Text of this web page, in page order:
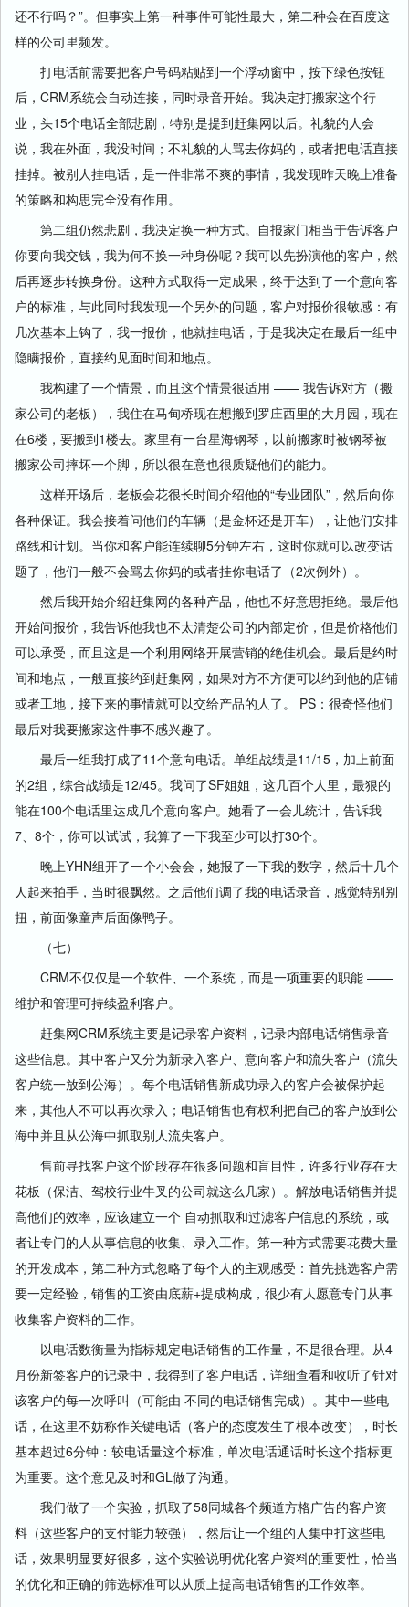
还不行吗？”。但事实上第一种事件可能性最大，第二种会在百度这
样的公司里频发。
打电话前需要把客户号码粘贴到一个浮动窗中，按下绿色按钮
后，CRM系统会自动连接，同时录音开始。我决定打搬家这个行
业，头15个电话全部悲剧，特别是提到赶集网以后。礼貌的人会
说，我在外面，我没时间；不礼貌的人骂去你妈的，或者把电话直接
挂掉。被别人挂电话，是一件非常不爽的事情，我发现昨天晚上准备
的策略和构思完全没有作用。
第二组仍然悲剧，我决定换一种方式。自报家门相当于告诉客户
你要向我交钱，我为何不换一种身份呢？我可以先扮演他的客户，然
后再逐步转换身份。这种方式取得一定成果，终于达到了一个意向客
户的标准，与此同时我发现一个另外的问题，客户对报价很敏感：有
几次基本上钩了，我一报价，他就挂电话，于是我决定在最后一组中
隐瞒报价，直接约见面时间和地点。
我构建了一个情景，而且这个情景很适用 —— 我告诉对方（搬
家公司的老板），我住在马甸桥现在想搬到罗庄西里的大月园，现在
在6楼，要搬到1楼去。家里有一台星海钢琴，以前搬家时被钢琴被
搬家公司摔坏一个脚，所以很在意也很质疑他们的能力。
这样开场后，老板会花很长时间介绍他的“专业团队”，然后向你
各种保证。我会接着问他们的车辆（是金杯还是开车），让他们安排
路线和计划。当你和客户能连续聊5分钟左右，这时你就可以改变话
题了，他们一般不会骂去你妈的或者挂你电话了（2次例外）。
然后我开始介绍赶集网的各种产品，他也不好意思拒绝。最后他
开始问报价，我告诉他我也不太清楚公司的内部定价，但是价格他们
可以承受，而且这是一个利用网络开展营销的绝佳机会。最后是约时
间和地点，一般直接约到赶集网，如果对方不方便可以约到他的店铺
或者工地，接下来的事情就可以交给产品的人了。 PS：很奇怪他们
最后对我要搬家这件事不感兴趣了。
最后一组我打成了11个意向电话。单组战绩是11/15，加上前面
的2组，综合战绩是12/45。我问了SF姐姐，这几百个人里，最狠的
能在100个电话里达成几个意向客户。她看了一会儿统计，告诉我
7、8个，你可以试试，我算了一下我至少可以打30个。
晚上YHN组开了一个小会会，她报了一下我的数字，然后十几个
人起来拍手，当时很飘然。之后他们调了我的电话录音，感觉特别别
扭，前面像童声后面像鸭子。
（七）
CRM不仅仅是一个软件、一个系统，而是一项重要的职能 ——
维护和管理可持续盈利客户。
赶集网CRM系统主要是记录客户资料，记录内部电话销售录音
这些信息。其中客户又分为新录入客户、意向客户和流失客户（流失
客户统一放到公海）。每个电话销售新成功录入的客户会被保护起
来，其他人不可以再次录入；电话销售也有权利把自己的客户放到公
海中并且从公海中抓取别人流失客户。
售前寻找客户这个阶段存在很多问题和盲目性，许多行业存在天
花板（保洁、驾校行业牛叉的公司就这么几家）。解放电话销售并提
高他们的效率，应该建立一个 自动抓取和过滤客户信息的系统，或
者让专门的人从事信息的收集、录入工作。第一种方式需要花费大量
的开发成本，第二种方式忽略了每个人的主观感受：首先挑选客户需
要一定经验，销售的工资由底薪+提成构成，很少有人愿意专门从事
收集客户资料的工作。
以电话数衡量为指标规定电话销售的工作量，不是很合理。从4
月份新签客户的记录中，我得到了客户电话，详细查看和收听了针对
该客户的每一次呼叫（可能由 不同的电话销售完成）。其中一些电
话，在这里不妨称作关键电话（客户的态度发生了根本改变），时长
基本超过6分钟：较电话量这个标准，单次电话通话时长这个指标更
为重要。这个意见及时和GL做了沟通。
我们做了一个实验，抓取了58同城各个频道方格广告的客户资
料（这些客户的支付能力较强），然后让一个组的人集中打这些电
话，效果明显要好很多，这个实验说明优化客户资料的重要性，恰当
的优化和正确的筛选标准可以从质上提高电话销售的工作效率。